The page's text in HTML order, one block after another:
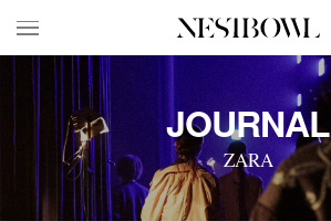
HOME
求人検索
新着求人
ブランド一覧
JOURNAL
ZARA